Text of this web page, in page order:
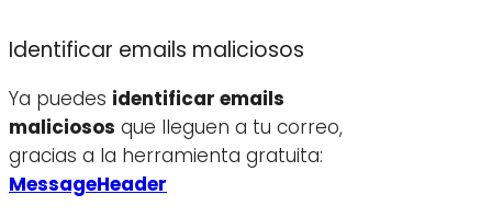
Identificar emails maliciosos
Ya puedes identificar emails
maliciosos que lleguen a tu correo,
gracias a la herramienta gratuita:
MessageHeader